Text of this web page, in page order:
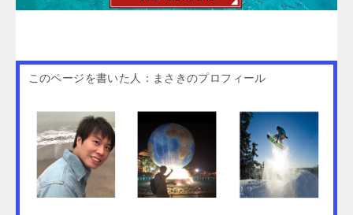
このページを書いた人：まさきのプロフィール